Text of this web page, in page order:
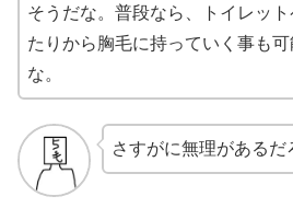
そうだな。普段なら、トイレッ
たりから胸毛に持っていく事も可
な。
さすがに無理があるだ